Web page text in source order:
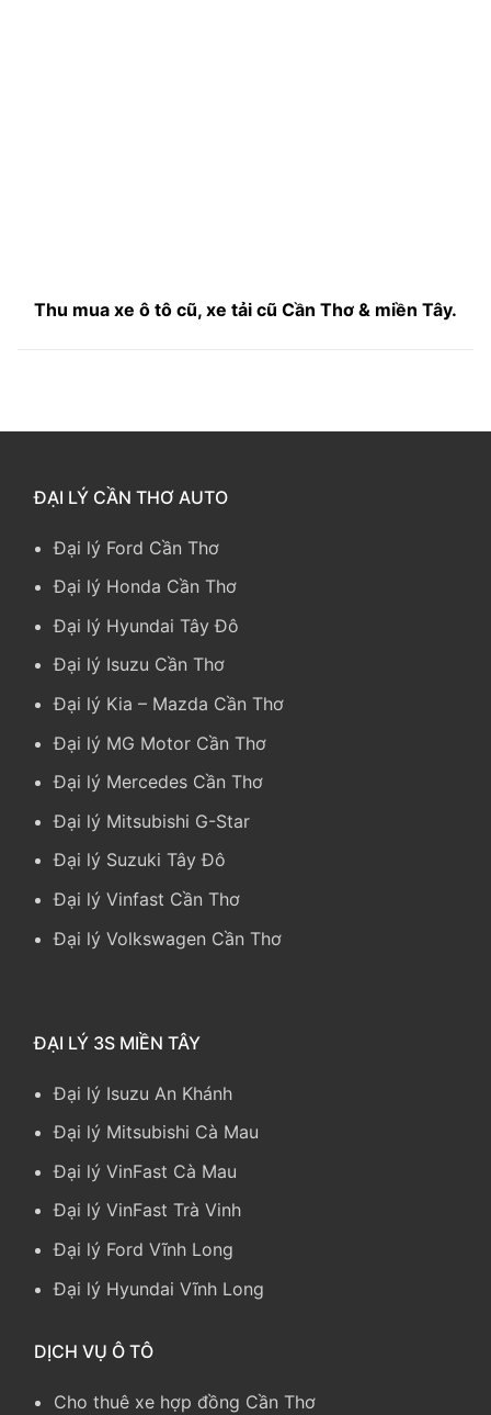
Thu mua xe ô tô cũ, xe tải cũ Cần Thơ & miền Tây.
ĐẠI LÝ CẦN THƠ AUTO
Đại lý Ford Cần Thơ
Đại lý Honda Cần Thơ
Đại lý Hyundai Tây Đô
Đại lý Isuzu Cần Thơ
Đại lý Kia – Mazda Cần Thơ
Đại lý MG Motor Cần Thơ
Đại lý Mercedes Cần Thơ
Đại lý Mitsubishi G-Star
Đại lý Suzuki Tây Đô
Đại lý Vinfast Cần Thơ
Đại lý Volkswagen Cần Thơ
ĐẠI LÝ 3S MIỀN TÂY
Đại lý Isuzu An Khánh
Đại lý Mitsubishi Cà Mau
Đại lý VinFast Cà Mau
Đại lý VinFast Trà Vinh
Đại lý Ford Vĩnh Long
Đại lý Hyundai Vĩnh Long
DỊCH VỤ Ô TÔ
Cho thuê xe hợp đồng Cần Thơ